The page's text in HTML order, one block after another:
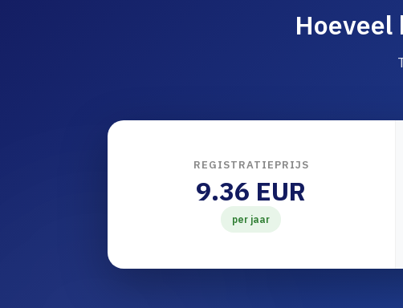
Hoeveel
REGISTRATIEPRIJS
9.36 EUR
per jaar